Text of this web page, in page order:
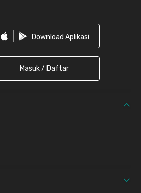
Download Aplikasi
Masuk / Daftar